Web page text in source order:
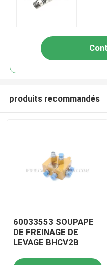
Aperçu
produits recommandés
60033553 SOUPAPE
DE FREINAGE DE
LEVAGE BHCV2B